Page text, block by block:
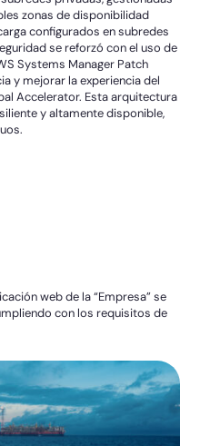
zonas de disponibilidad
configurados en subredes
se reforzó con el uso de
Systems Manager Patch
y mejorar la experiencia del
Accelerator. Esta arquitectura
y altamente disponible,
web de la “Empresa” se
con los requisitos de